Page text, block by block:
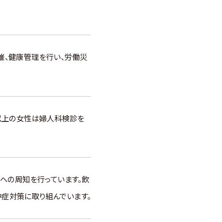
健康管理を行い、労働災
上の女性は婦人科検診を
の周知を行っています。飲
対策に取り組んでいます。